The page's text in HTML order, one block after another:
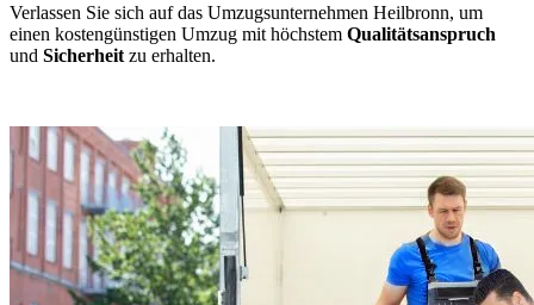
Verlassen Sie sich auf das Umzugsunternehmen Heilbronn, um
einen kostengünstigen Umzug mit höchstem Qualitätsanspruch
und Sicherheit zu erhalten.